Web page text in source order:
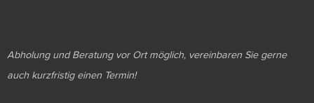
Abholung und Beratung vor Ort möglich, vereinbaren Sie gerne
auch kurzfristig einen Termin!